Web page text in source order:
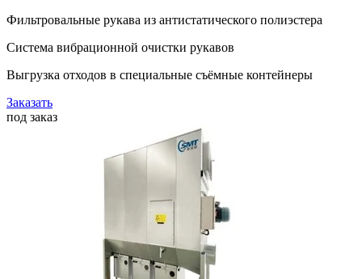
Фильтровальные рукава из антистатического полиэстера
Система вибрационной очистки рукавов
Выгрузка отходов в специальные съёмные контейнеры
Заказать
под заказ